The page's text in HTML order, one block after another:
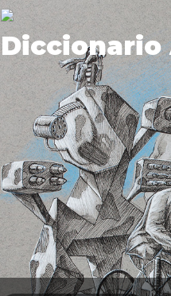
Diccionario